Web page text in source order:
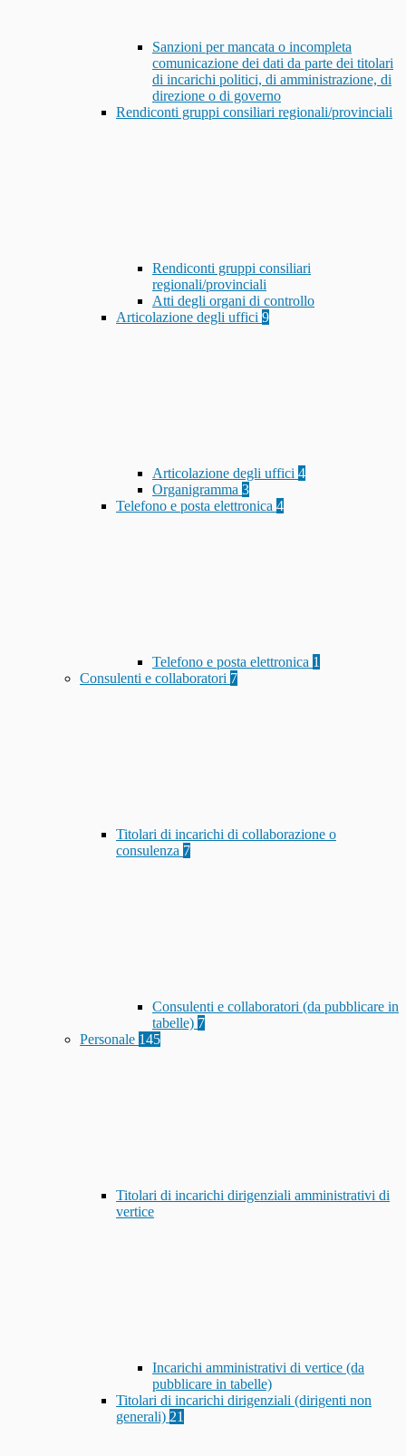
Sanzioni per mancata o incompleta
comunicazione dei dati da parte dei titolari
di incarichi politici, di amministrazione, di
direzione o di governo
Rendiconti gruppi consiliari regionali/provinciali
Rendiconti gruppi consiliari
regionali/provinciali
Atti degli organi di controllo
Articolazione degli uffici 9
Articolazione degli uffici 4
Organigramma 3
Telefono e posta elettronica 4
Telefono e posta elettronica 1
Consulenti e collaboratori 7
Titolari di incarichi di collaborazione o
consulenza 7
Consulenti e collaboratori (da pubblicare in
tabelle) 7
Personale 145
Titolari di incarichi dirigenziali amministrativi di
vertice
Incarichi amministrativi di vertice (da
pubblicare in tabelle)
Titolari di incarichi dirigenziali (dirigenti non
generali) 21